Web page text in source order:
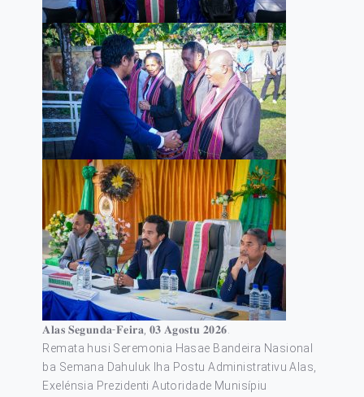
𝐀𝐥𝐚𝐬 𝐒𝐞𝐠𝐮𝐧𝐝𝐚-𝐅𝐞𝐢𝐫𝐚, 𝟎𝟑 𝐀𝐠𝐨𝐬𝐭𝐮 𝟐𝟎𝟐𝟔.
Remata husi Seremonia Hasae Bandeira Nasional
ba Semana Dahuluk Iha Postu Administrativu Alas,
Exelénsia Prezidenti Autoridade Munisípiu